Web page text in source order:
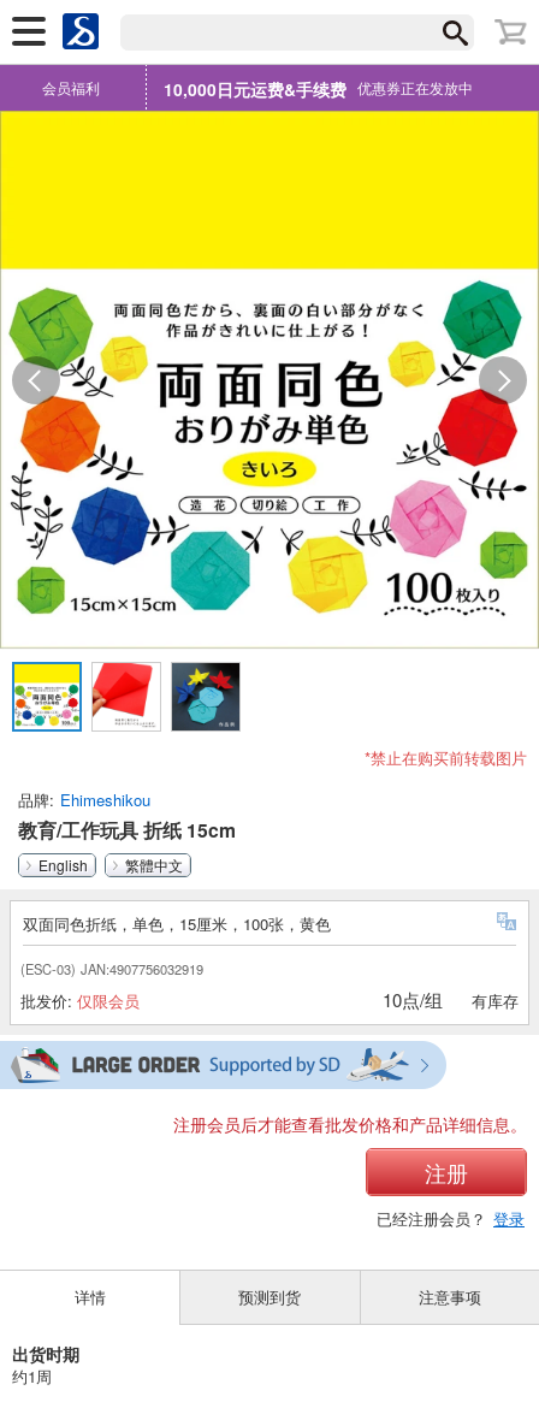
会员福利 10,000日元运费&手续费 优惠券正在发放中
*禁止在购买前转载图片
品牌 Ehimeshikou
教育/工作玩具 折纸 15cm
English 繁體中文
双面同色折纸，单色，15厘米，100张，黄色
(ESC-03) JAN:4907756032919
批发价: 仅限会员 10点/组 有库存
注册会员后才能查看批发价格和产品详细信息。
注册
已经注册会员？ 登录
详情
出货时期
约1周
预测到货 注意事项